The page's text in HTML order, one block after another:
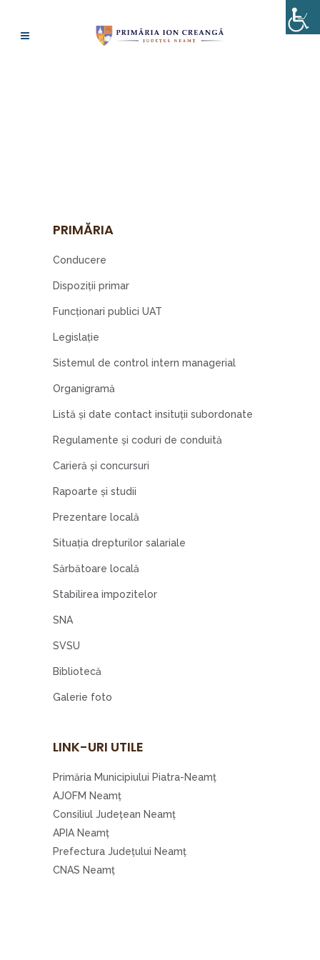
PRIMĂRIA
Conducere
Dispoziţii primar
Funcționari publici UAT
Legislaţie
Sistemul de control intern managerial
Organigramă
Listă şi date contact insituţii subordonate
Regulamente şi coduri de conduită
Carieră şi concursuri
Rapoarte şi studii
Prezentare locală
Situația drepturilor salariale
Sărbătoare locală
Stabilirea impozitelor
SNA
SVSU
Bibliotecă
Galerie foto
LINK-URI UTILE
Primăria Municipiului Piatra-Neamţ
AJOFM Neamţ
Consiliul Judeţean Neamţ
APIA Neamţ
Prefectura Judeţului Neamţ
CNAS Neamţ